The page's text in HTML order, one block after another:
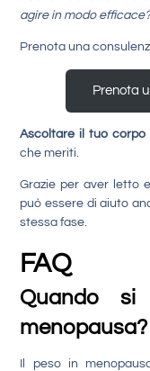
agire in modo
Prenota una
Prenota
Ascoltare il tuo corpo
che meriti.
Grazie per aver letto
può essere di aiuto
stessa fase.
FAQ
Quando
menopausa?
Il peso in